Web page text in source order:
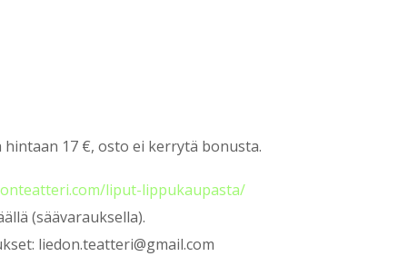
17 €, osto ei kerrytä bonusta.
liput-lippukaupasta/
(säävarauksella).
liedon.teatteri@gmail.com